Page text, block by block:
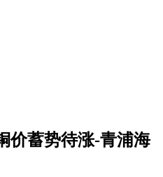
价蓄势待涨-青浦海